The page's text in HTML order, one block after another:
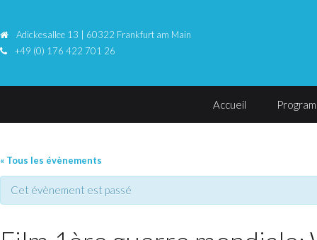
Adickesallee 13 | 60322 Frankfurt am Main
+49 (0) 176 422 701 26
Accueil
« Tous les évènements
Cet évènement est passé